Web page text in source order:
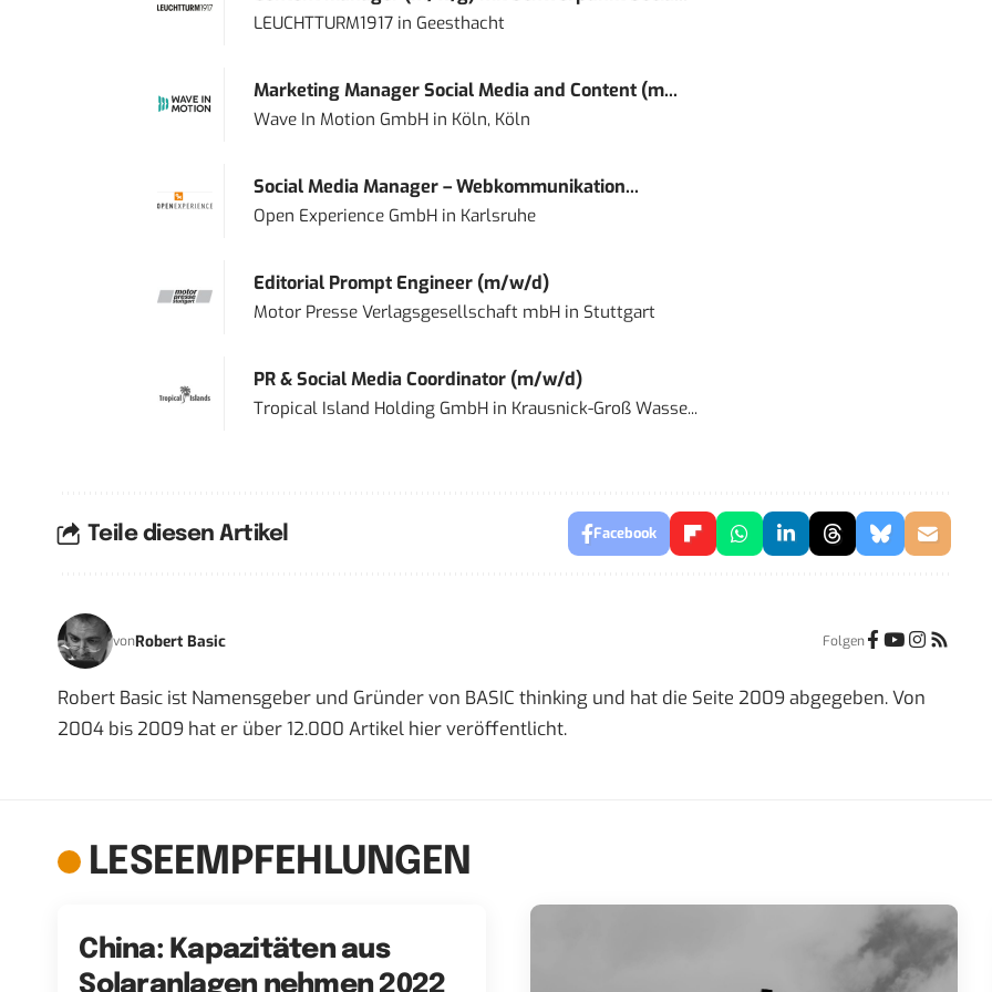
LEUCHTTURM1917in Geesthacht
Marketing Manager Social Media and Content (m...
Wave In Motion GmbHin Köln, Köln
Social Media Manager – Webkommunikation...
Open Experience GmbHin Karlsruhe
Editorial Prompt Engineer (m/w/d)
Motor Presse Verlagsgesellschaft mbHin Stuttgart
PR & Social Media Coordinator (m/w/d)
Tropical Island Holding GmbHin Krausnick-Groß Wasse...
Teile diesen Artikel Facebook
vonRobert Basic Folgen
Robert Basic ist Namensgeber und Gründer von BASIC thinking und hat die Seite 2009 abgegeben. Von
2004 bis 2009 hat er über 12.000 Artikel hier veröffentlicht.
LESEEMPFEHLUNGEN
China: Kapazitäten aus
Solaranlagen nehmen 2022